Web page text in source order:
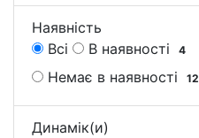
Наявність
Всі
В наявності 4
Немає в наявності 12
Динамік(и)